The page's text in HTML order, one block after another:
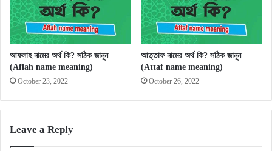
আফলাহ নামের অর্থ কি? সঠিক জানুন
(Aflah name meaning)
October 23, 2022
আত্তাফ নামের অর্থ কি? সঠিক জানুন
(Attaf name meaning)
October 26, 2022
Leave a Reply